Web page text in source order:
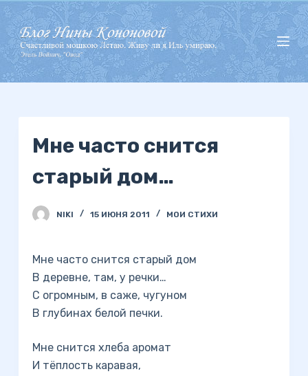
П
е
р
е
й
Мне часто снится
старый дом…
NIKI 15 ИЮНЯ 2011 МОИ СТИХИ
Мне часто снится старый дом
В деревне, там, у речки…
С огромным, в саже, чугуном
В глубинах белой печки.
Мне снится хлеба аромат
И тёплость каравая,